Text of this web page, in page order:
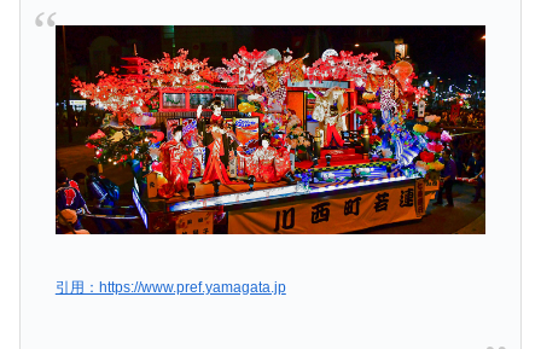
引用：https://www.pref.yamagata.jp